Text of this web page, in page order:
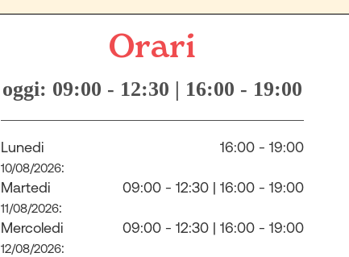
Orari
oggi: 09:00 - 12:30 | 16:00 - 19:00
Lunedi
10/08/2026:
16:00 - 19:00
Martedi
11/08/2026:
09:00 - 12:30 | 16:00 - 19:00
Mercoledi
12/08/2026:
09:00 - 12:30 | 16:00 - 19:00